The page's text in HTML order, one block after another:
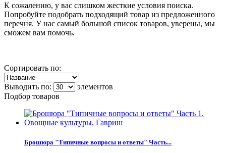
К сожалению, у вас слишком жесткие условия поиска.
Попробуйте подобрать подходящий товар из предложенного
перечня. У нас самый большой список товаров, уверены, мы
сможем вам помочь.
Сортировать по:
Выводить по:
элементов
Подбор товаров
Брошюра "Типичные вопросы и ответы" Часть...